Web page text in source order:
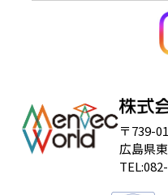
〒739-
広島県